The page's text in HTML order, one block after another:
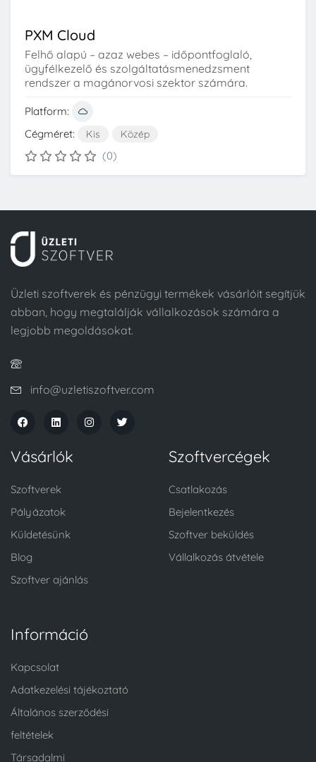
PXM Cloud
Felhő alapú – azaz webes – időpontfoglaló,
ügyfélkezelő és szolgáltatásmenedzsment
rendszer a magánorvosi szektor számára.
Platform:
Cégméret:
Kis Közép
(0)
Üzleti szoftverek és pénzügyi termékek vásárlóit segítjük
abban, hogy megtalálják vállalkozások számára a
legjobb megoldásokat.
info@uzletiszoftver.com
Vásárlók
Szoftverek
Pályázatok
Küldetésünk
Blog
Szoftver ajánlás
Szoftvercégek
Csatlakozás
Bejelentkezés
Szoftver beküldés
Vállalkozás átvétele
Információ
Kapcsolat
Adatkezelési tájékoztató
Általános szerződési
feltételek
Társadalmi